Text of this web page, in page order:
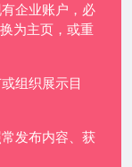
企业账户，必
为主页，或重
组织展示目
发布内容、获